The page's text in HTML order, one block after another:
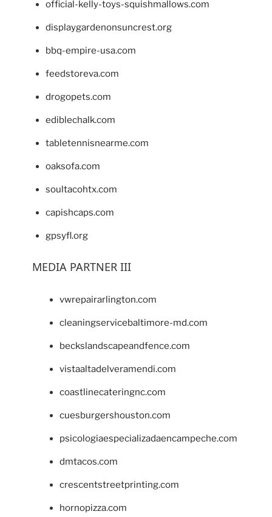
official-kelly-toys-squishmallows.com
displaygardenonsuncrest.org
bbq-empire-usa.com
feedstoreva.com
drogopets.com
ediblechalk.com
tabletennisnearme.com
oaksofa.com
soultacohtx.com
capishcaps.com
gpsyfl.org
MEDIA PARTNER III
vwrepairarlington.com
cleaningservicebaltimore-md.com
beckslandscapeandfence.com
vistaaltadelveramendi.com
coastlinecateringnc.com
cuesburgershouston.com
psicologiaespecializadaencampeche.com
dmtacos.com
crescentstreetprinting.com
hornopizza.com